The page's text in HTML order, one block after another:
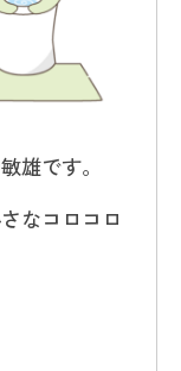
雄です。
なコロコロ